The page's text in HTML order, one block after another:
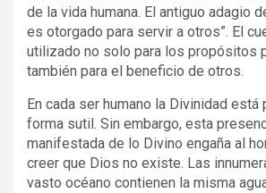
de la vida humana. El antiguo adagio
es otorgado para servir a otros”. El
utilizado no solo para los propósitos
también para el beneficio de otros.
En cada ser humano la Divinidad está
forma sutil. Sin embargo, esta
manifestada de lo Divino engaña al
creer que Dios no existe. Las
vasto océano contienen la misma